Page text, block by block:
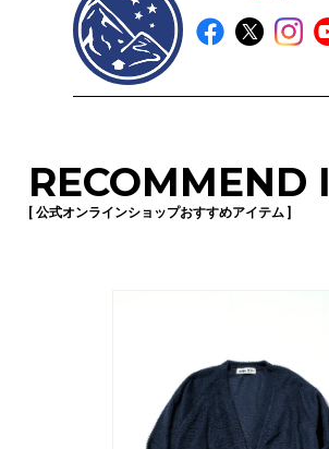
RECOMMEND
[ 公式オンラインショップおすすめアイテム ]